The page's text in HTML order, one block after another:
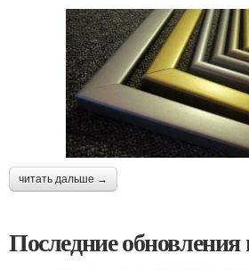
читать дальше →
Последние обновления